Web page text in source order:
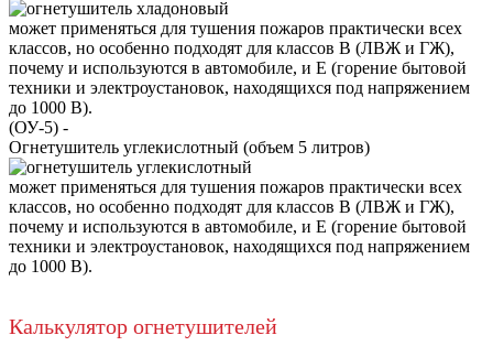
может применяться для тушения пожаров практически всех
классов, но особенно подходят для классов В (ЛВЖ и ГЖ),
почему и используются в автомобиле, и Е (горение бытовой
техники и электроустановок, находящихся под напряжением
до 1000 В).
(ОУ-5) -
Огнетушитель углекислотный (объем 5 литров)
может применяться для тушения пожаров практически всех
классов, но особенно подходят для классов В (ЛВЖ и ГЖ),
почему и используются в автомобиле, и Е (горение бытовой
техники и электроустановок, находящихся под напряжением
до 1000 В).
Калькулятор огнетушителей